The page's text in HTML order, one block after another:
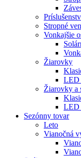
Stropné
Vonkajšie
Žiarovky
LED
Žiarovky a
LED
Sezónny tovar
Leto
Vianočná